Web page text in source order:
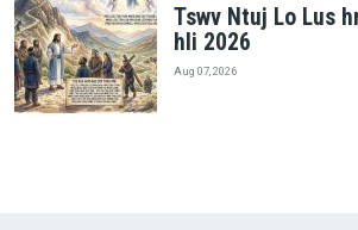
Tswv Ntuj Lo Lus
hli 2026
Aug 07, 2026